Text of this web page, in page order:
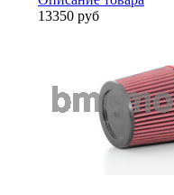
13350 руб